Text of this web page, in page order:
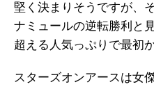
堅く決まりそうですが、
ナミュールの逆転勝利と
超える人気っぷりで最初
スターズオンアースは女